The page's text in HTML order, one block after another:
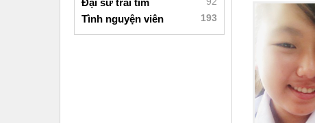
Đại sứ trái tim
Tình nguyện viên 193